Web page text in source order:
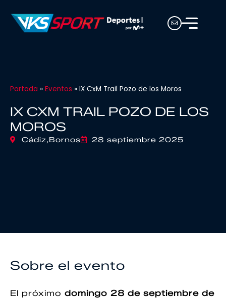
Portada » Eventos » IX CxM Trail Pozo de los Moros
IX CXM TRAIL POZO DE LOS
MOROS
Cádiz,Bornos 28 septiembre 2025
Sobre el evento
El próximo domingo 28 de septiembre de